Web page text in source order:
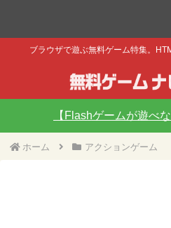
ブラウザで遊ぶ無料ゲーム特集。
【Flashゲームが遊べ
ホーム アクションゲーム